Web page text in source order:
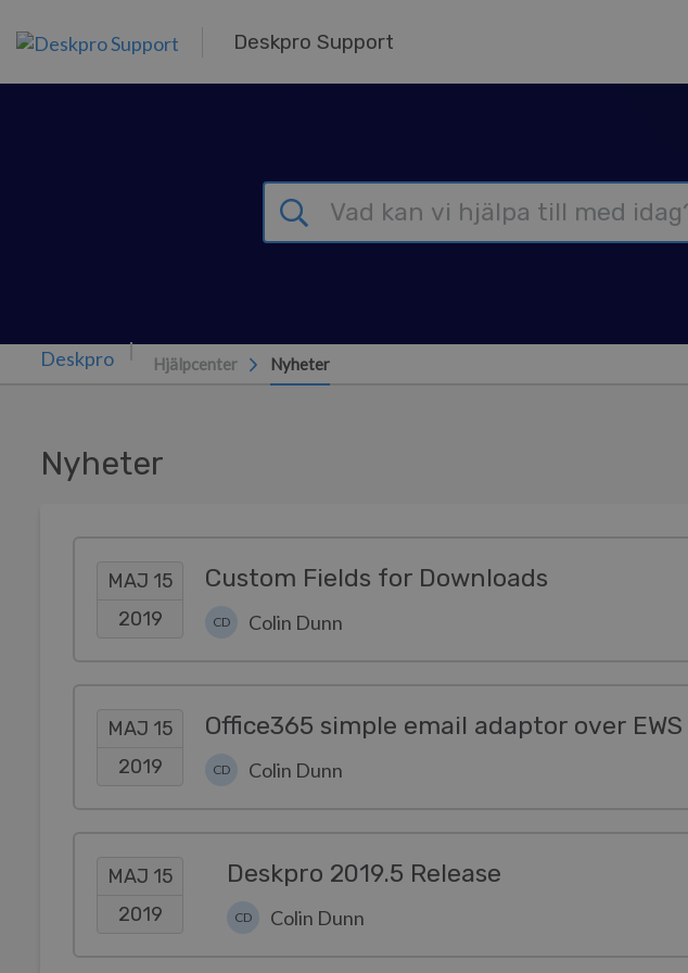
Deskpro Support
Hjälpcenter Nyheter
Nyheter
MAJ 15
2019
Custom Fields for Downloads
CD Colin Dunn
MAJ 15
2019
Office365 simple email adaptor over EWS
CD Colin Dunn
MAJ 15
2019
Deskpro 2019.5 Release
CD Colin Dunn